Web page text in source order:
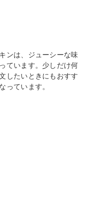
ンは、ジューシーな味
ています。少しだけ何
したいときにもおすす
っています。